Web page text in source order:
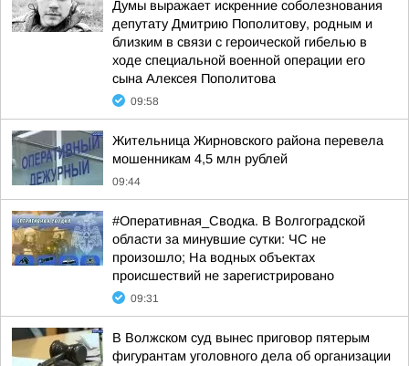
Думы выражает искренние соболезнования
депутату Дмитрию Пополитову, родным и
близким в связи с героической гибелью в
ходе специальной военной операции его
сына Алексея Пополитова
09:58
Жительница Жирновского района перевела
мошенникам 4,5 млн рублей
09:44
#Оперативная_Сводка. В Волгоградской
области за минувшие сутки: ЧС не
произошло; На водных объектах
происшествий не зарегистрировано
09:31
В Волжском суд вынес приговор пятерым
фигурантам уголовного дела об организации